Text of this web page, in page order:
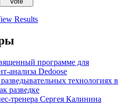
Results
программе для
анализа Dedoose
технологиях в
разведке
тренера Сергея Калинина